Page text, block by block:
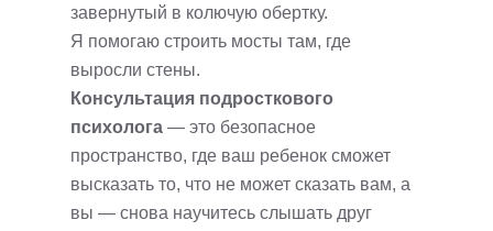
завернутый в колючую обертку.
Я помогаю строить мосты там, где
выросли стены.
Консультация подросткового
психолога — это безопасное
пространство, где ваш ребенок сможет
высказать то, что не может сказать вам, а
вы — снова научитесь слышать друг